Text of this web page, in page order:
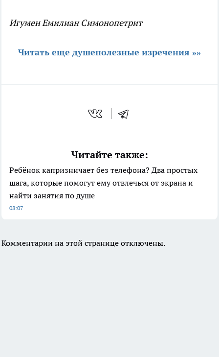
Игумен Емилиан Симонопетрит
Читать еще душеполезные изречения »»
Читайте также:
Ребёнок капризничает без телефона? Два простых
шага, которые помогут ему отвлечься от экрана и
найти занятия по душе
08:07
Комментарии на этой странице отключены.